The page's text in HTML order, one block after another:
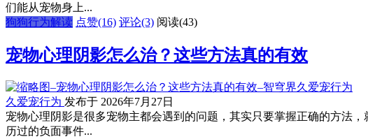
们能从宠物身上...
狗狗行为解读 点赞(16) 评论(3) 阅读(43)
宠物心理阴影怎么治？这些方法真的有效
久爱宠行为 发布于 2026年7月27日
宠物心理阴影是很多宠物主都会遇到的问题，其实只要掌握正确的方法
历过的负面事件...